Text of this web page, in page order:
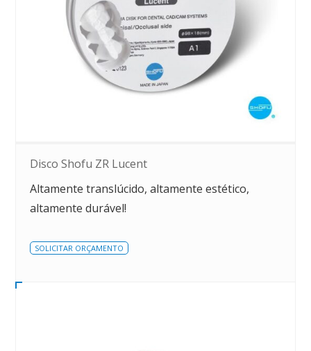
Disco Shofu ZR Lucent
Altamente translúcido, altamente estético,
altamente durável!
SOLICITAR ORÇAMENTO